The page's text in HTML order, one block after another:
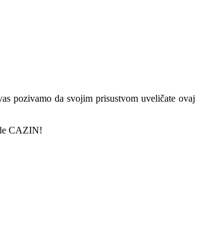
pozivamo da svojim prisustvom uveličate ovaj
CAZIN!